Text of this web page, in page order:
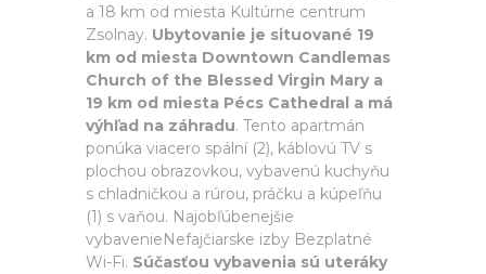
a 18 km od miesta Kultúrne centrum
Zsolnay. Ubytovanie je situované 19
km od miesta Downtown Candlemas
Church of the Blessed Virgin Mary a
19 km od miesta Pécs Cathedral a má
výhľad na záhradu. Tento apartmán
ponúka viacero spální (2), káblovú TV s
plochou obrazovkou, vybavenú kuchyňu
s chladničkou a rúrou, práčku a kúpeľňu
(1) s vaňou. Najobľúbenejšie
vybavenieNefajčiarske izby Bezplatné
Wi-Fi. Súčasťou vybavenia sú uteráky